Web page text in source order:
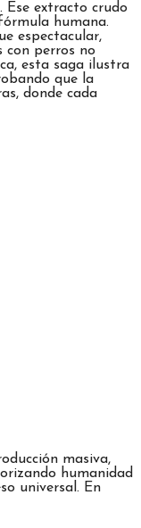
Ese extracto crudo
humana.
espectacular,
con perros no
esta saga ilustra
que la
donde cada
masiva,
humanidad
universal. En